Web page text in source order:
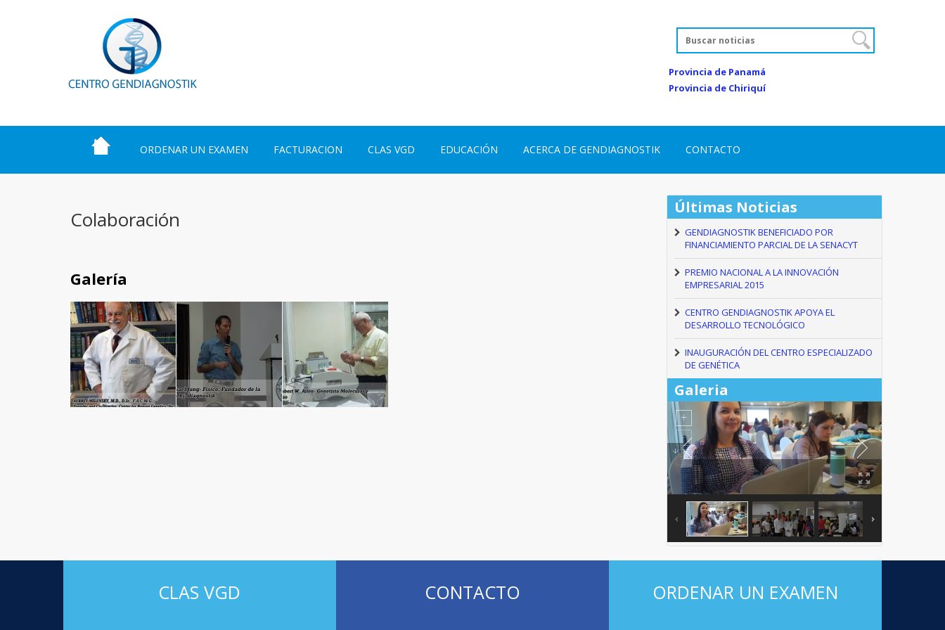
Provincia de Panamá
Provincia de Chiriquí
ORDENAR UN EXAMEN FACTURACION CLAS VGD EDUCACIÓN ACERCA DE GENDIAGNOSTIK CONTACTO
Colaboración
Galería
Últimas Noticias
GENDIAGNOSTIK BENEFICIADO POR
FINANCIAMIENTO PARCIAL DE LA SENACYT
PREMIO NACIONAL A LA INNOVACIÓN
EMPRESARIAL 2015
CENTRO GENDIAGNOSTIK APOYA EL
DESARROLLO TECNOLÓGICO
INAUGURACIÓN DEL CENTRO ESPECIALIZADO
DE GENÉTICA
Galeria
CLAS VGD CONTACTO ORDENAR UN EXAMEN